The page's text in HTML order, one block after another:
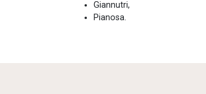
Giannutri,
Pianosa.